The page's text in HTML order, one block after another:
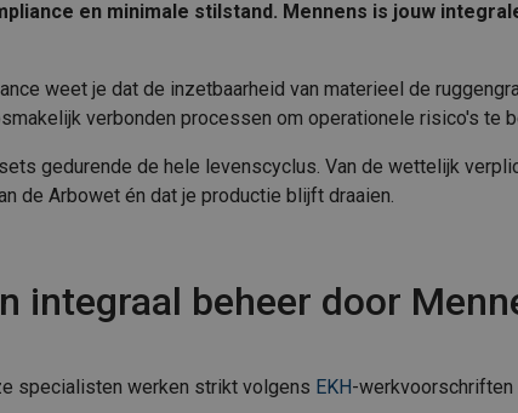
en minimale stilstand. Mennens is jouw
weet je dat de inzetbaarheid van materieel de
verbonden processen om operationele risico's te
gedurende de hele levenscyclus. Van de wettelijk
de Arbowet én dat je productie blijft draaien.
integraal beheer door
specialisten werken strikt volgens EKH-werkvoorschriften